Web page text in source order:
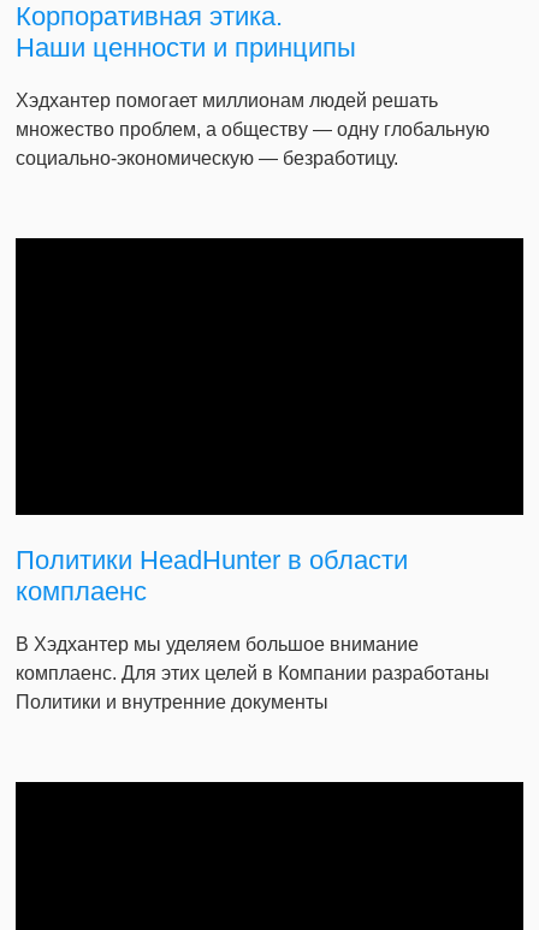
Корпоративная этика.
Наши ценности и принципы
Хэдхантер помогает миллионам людей решать
множество проблем, а обществу — одну глобальную
социально-экономическую — безработицу.
Политики HeadHunter в области
комплаенс
В Хэдхантер мы уделяем большое внимание
комплаенс. Для этих целей в Компании разработаны
Политики и внутренние документы